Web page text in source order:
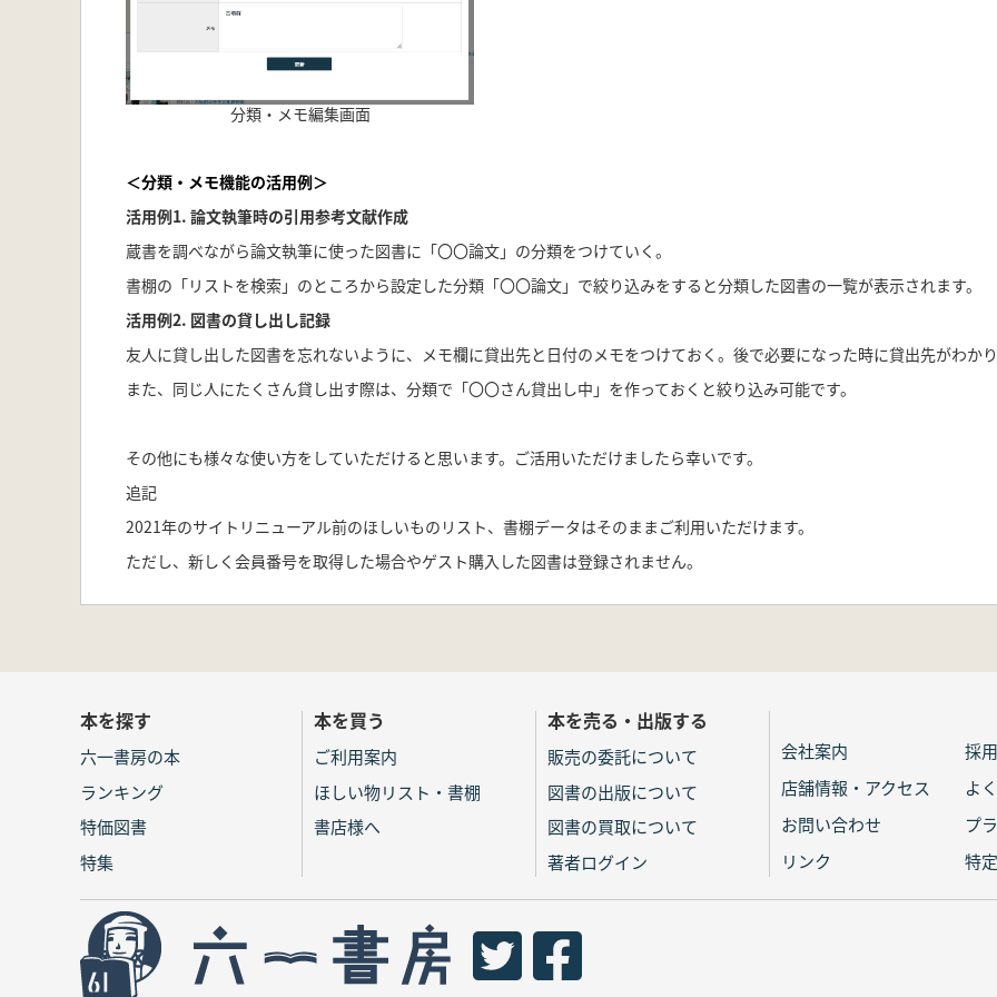
分類・メモ編集画面
＜分類・メモ機能の活用例＞
活用例1. 論文執筆時の引用参考文献作成
蔵書を調べながら論文執筆に使った図書に「〇〇論文」の分類をつけていく。
書棚の「リストを検索」のところから設定した分類「〇〇論文」で絞り込みをすると分類した図書の一覧が表示されます。
活用例2. 図書の貸し出し記録
友人に貸し出した図書を忘れないように、メモ欄に貸出先と日付のメモをつけておく。後で必要になった時に貸出先がわか
また、同じ人にたくさん貸し出す際は、分類で「〇〇さん貸出し中」を作っておくと絞り込み可能です。
その他にも様々な使い方をしていただけると思います。ご活用いただけましたら幸いです。
追記
2021年のサイトリニューアル前のほしいものリスト、書棚データはそのままご利用いただけます。
ただし、新しく会員番号を取得した場合やゲスト購入した図書は登録されません。
本を探す
六一書房の本
ランキング
特価図書
特集
本を買う
ご利用案内
ほしい物リスト・書棚
書店様へ
本を売る・出版する
販売の委託について
図書の出版について
図書の買取について
著者ログイン
会社案内
採
店舗情報・アクセス
よ
お問い合わせ
プ
リンク
特